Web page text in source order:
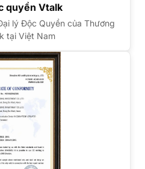
quyền Vtalk
lý Độc Quyền của Thương
tại Việt Nam